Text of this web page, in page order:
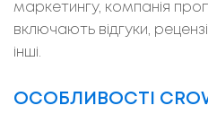
маркетингу, компанія
включають відгуки,
інші.
ОСОБЛИВОСТІ